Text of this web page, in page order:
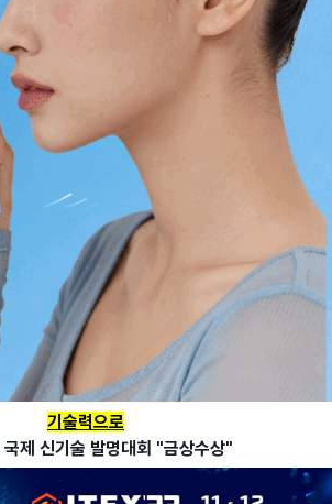
기술력으로
제 신기술 발명대회 "금상수상"